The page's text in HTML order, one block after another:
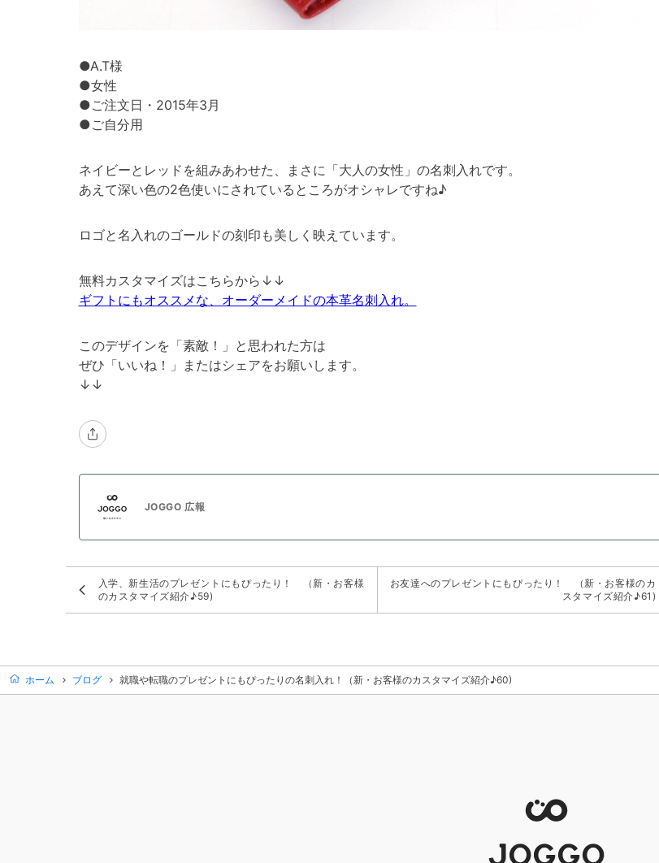
●A.T様
●女性
●ご注文日・2015年3月
●ご自分用
ネイビーとレッドを組みあわせた、まさに「大人の女性」の名刺入れです。
あえて深い色の2色使いにされているところがオシャレですね♪
ロゴと名入れのゴールドの刻印も美しく映えています。
無料カスタマイズはこちらから↓↓
ギフトにもオススメな、オーダーメイドの本革名刺入れ。
このデザインを「素敵！」と思われた方は
ぜひ「いいね！」またはシェアをお願いします。
↓↓
JOGGO 広報
入学、新生活のプレゼントにもぴったり！ （新・お客様
のカスタマイズ紹介♪59)
お友達へのプレゼントにもぴったり！ （新・お客様のカ
スタマイズ紹介♪61)
ホーム ブログ 就職や転職のプレゼントにもぴったりの名刺入れ！（新・お客様のカスタマイズ紹介♪60)